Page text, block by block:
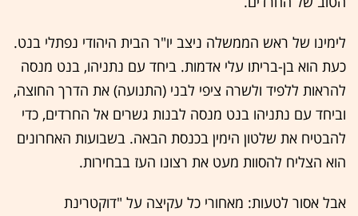
לימינו של ראש הממשלה ניצב יו"ר הבית היהודי נפתלי בנט.
כעת הוא בן-בריתו עלי אדמות. ביחד עם נתניהו, בנט מנסה
להראות ללפיד ולשרה ציפי לבני (התנועה) את הדרך החוצה,
וביחד עם נתניהו בנט מנסה לבנות גשרים אל החרדים, כדי
להבטיח את שלטון הימין בכנסת הבאה. בשבועות האחרונים
הוא הצליח להסוות מעט את רצונו העז בבחירות.
אבל אסור לטעות: מאחורי כל עקיצה על "דוקטרינת